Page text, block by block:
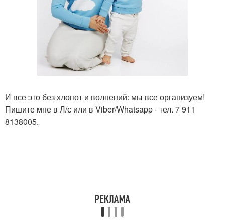
И все это без хлопот и волнений: мы все организуем!
Пишите мне в Л/с или в Viber/Whatsapp - тел. 7 911
8138005.